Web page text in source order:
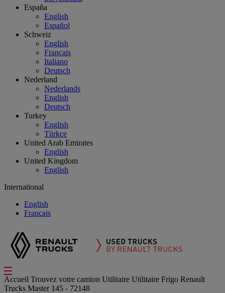
España
English
Español
Schweiz
English
Français
Italiano
Deutsch
Nederland
Nederlands
English
Deutsch
Turkey
English
Türkçe
United Arab Emirates
English
United Kingdom
English
International
English
Français
Accueil Trouvez votre camion Utilitaire Utilitaire Frigo Renault
Trucks Master 145 - 72148